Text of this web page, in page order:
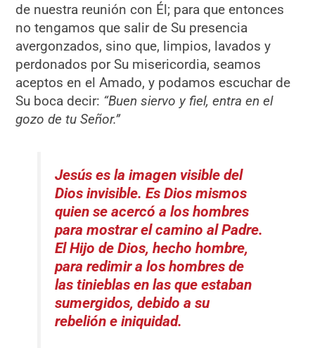
de nuestra reunión con Él; para que entonces
no tengamos que salir de Su presencia
avergonzados, sino que, limpios, lavados y
perdonados por Su misericordia, seamos
aceptos en el Amado, y podamos escuchar de
Su boca decir: “Buen siervo y fiel, entra en el
gozo de tu Señor.”
Jesús es la imagen visible del
Dios invisible. Es Dios mismos
quien se acercó a los hombres
para mostrar el camino al Padre.
El Hijo de Dios, hecho hombre,
para redimir a los hombres de
las tinieblas en las que estaban
sumergidos, debido a su
rebelión e iniquidad.